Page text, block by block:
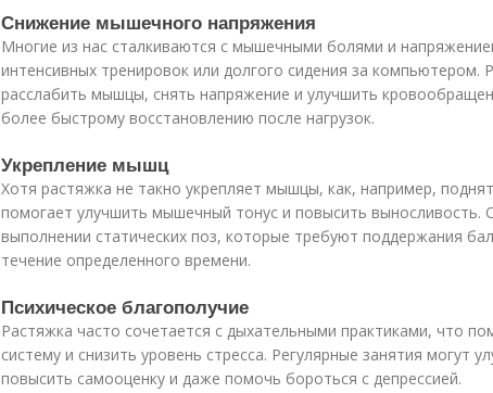
Снижение мышечного напряжения
Многие из нас сталкиваются с мышечными болями и
интенсивных тренировок или долгого сидения за компьютером.
расслабить мышцы, снять напряжение и улучшить
более быстрому восстановлению после нагрузок.
Укрепление мышц
Хотя растяжка не такно укрепляет мышцы, как, например,
помогает улучшить мышечный тонус и повысить выносливость.
выполнении статических поз, которые требуют поддержания
течение определенного времени.
Психическое благополучие
Растяжка часто сочетается с дыхательными практиками, что
систему и снизить уровень стресса. Регулярные занятия могут
повысить самооценку и даже помочь бороться с депрессией.